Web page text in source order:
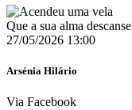
Que a sua alma
27/05/2026 13:00
Arsénia Hilário
Via Facebook